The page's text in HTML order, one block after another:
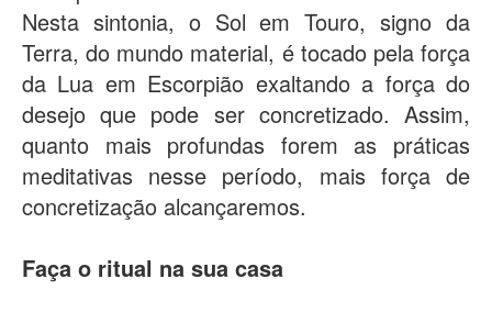
Nesta sintonia, o Sol em Touro, signo da
Terra, do mundo material, é tocado pela força
da Lua em Escorpião exaltando a força do
desejo que pode ser concretizado. Assim,
quanto mais profundas forem as práticas
meditativas nesse período, mais força de
concretização alcançaremos.
Faça o ritual na sua casa